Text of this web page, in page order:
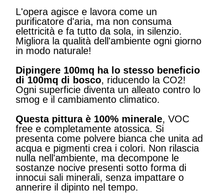
L'opera agisce e lavora come un
purificatore d'aria, ma non consuma
elettricità e fa tutto da sola, in silenzio.
Migliora la qualità dell'ambiente ogni giorno
in modo naturale!
Dipingere 100mq ha lo stesso beneficio
di 100mq di bosco, riducendo la CO2!
Ogni superficie diventa un alleato contro lo
smog e il cambiamento climatico.
Questa pittura è 100% minerale, VOC
free e completamente atossica. Si
presenta come polvere bianca che unita ad
acqua e pigmenti crea i colori. Non rilascia
nulla nell'ambiente, ma decompone le
sostanze nocive presenti sotto forma di
innocui sali minerali, senza impattare o
annerire il dipinto nel tempo.